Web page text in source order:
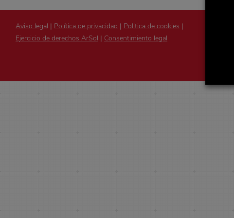
Aviso legal | Política de privacidad | Politica de cookies |
Ejercicio de derechos ArSol | Consentimiento legal